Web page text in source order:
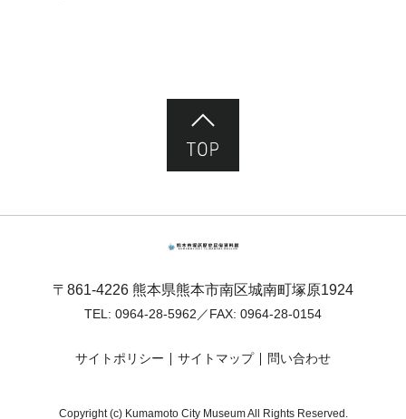
〒861-4226 熊本県熊本市南区城南町塚原1924
TEL: 0964-28-5962 ／FAX: 0964-28-0154
サイトポリシー サイトマップ 問い合わせ
Copyright (c) Kumamoto City Museum All Rights Reserved.